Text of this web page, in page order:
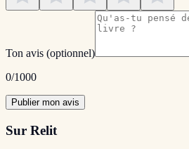
Ton avis (optionnel)
0/1000
Publier mon avis
Sur Relit